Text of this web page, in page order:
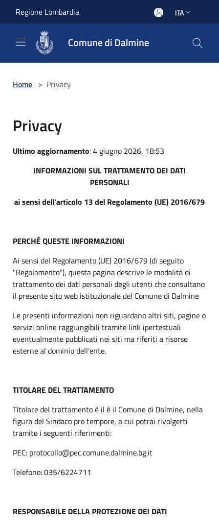
Regione Lombardia ITA
Comune di Dalmine
Home > Privacy
Privacy
Ultimo aggiornamento: 4 giugno 2026, 18:53
INFORMAZIONI SUL TRATTAMENTO DEI DATI
PERSONALI
ai sensi dell'articolo 13 del Regolamento (UE) 2016/679
PERCHÉ QUESTE INFORMAZIONI
Ai sensi del Regolamento (UE) 2016/679 (di seguito
"Regolamento"), questa pagina descrive le modalità di
trattamento dei dati personali degli utenti che consultano
il presente sito web istituzionale del Comune di Dalmine
Le presenti informazioni non riguardano altri siti, pagine o
servizi online raggiungibili tramite link ipertestuali
eventualmente pubblicati nei siti ma riferiti a risorse
esterne al dominio dell’ente.
TITOLARE DEL TRATTAMENTO
Titolare del trattamento è il è il Comune di Dalmine, nella
figura del Sindaco pro tempore, a cui potrai rivolgerti
tramite i seguenti riferimenti:
PEC: protocollo@pec.comune.dalmine.bg.it
Telefono: 035/6224711
RESPONSABILE DELLA PROTEZIONE DEI DATI